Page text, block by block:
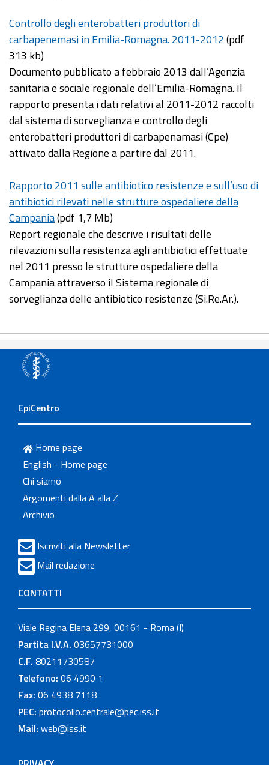
Controllo degli enterobatteri produttori di
carbapenemasi in Emilia-Romagna. 2011-2012(pdf
313 kb)
Documento pubblicato a febbraio 2013 dall’Agenzia
sanitaria e sociale regionale dell’Emilia-Romagna. Il
rapporto presenta i dati relativi al 2011-2012 raccolti
dal sistema di sorveglianza e controllo degli
enterobatteri produttori di carbapenamasi (Cpe)
attivato dalla Regione a partire dal 2011.
Rapporto 2011 sulle antibiotico resistenze e sull’uso di
antibiotici rilevati nelle strutture ospedaliere della
Campania(pdf 1,7 Mb)
Report regionale che descrive i risultati delle
rilevazioni sulla resistenza agli antibiotici effettuate
nel 2011 presso le strutture ospedaliere della
Campania attraverso il Sistema regionale di
sorveglianza delle antibiotico resistenze (Si.Re.Ar.).
EpiCentro
Home page
English - Home page
Chi siamo
Argomenti dalla A alla Z
Archivio
Iscriviti alla Newsletter
Mail redazione
CONTATTI
Viale Regina Elena 299, 00161 - Roma (I)
Partita I.V.A. 03657731000
C.F. 80211730587
Telefono: 06 4990 1
Fax: 06 4938 7118
PEC: protocollo.centrale@pec.iss.it
Mail: web@iss.it